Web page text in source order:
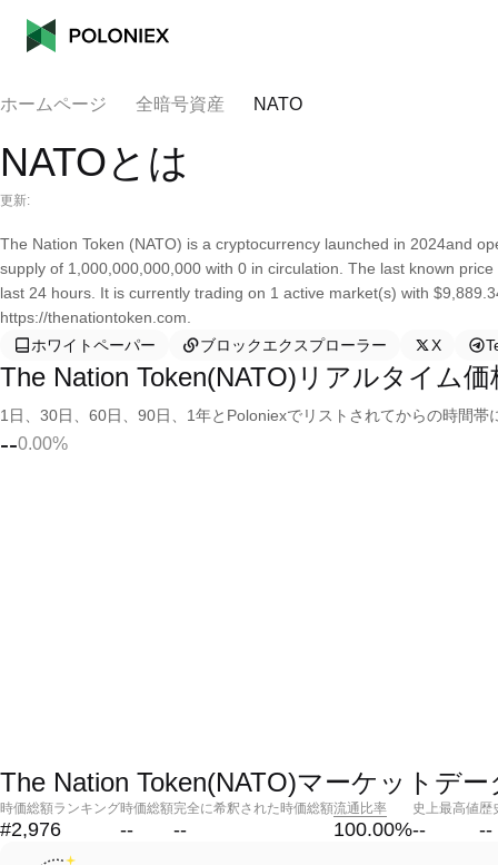
ホームページ 全暗号資産 NATO
NATOとは
更新:
The Nation Token (NATO) is a cryptocurrency launched in 2024and
supply of 1,000,000,000,000 with 0 in circulation. The last known
last 24 hours. It is currently trading on 1 active market(s) with
https://thenationtoken.com.
ホワイトペーパー
ブロックエクスプローラー X
The Nation Token(NATO)リアルタイム価
1日、30日、60日、90日、1年とPoloniexでリストされてからの時間
--0.00%
The Nation Token(NATO)マーケットデー
時価総額ランキング
#2,976
時価総額
--
完全に希釈された時価総額
--
流通比率
100.00%
史上最高値
--
歴
--